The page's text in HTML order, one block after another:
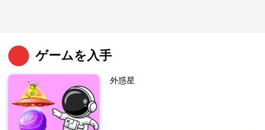
ゲームを入手
外惑星